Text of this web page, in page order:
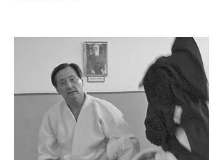
Le G.C.E.R.C.C.E.